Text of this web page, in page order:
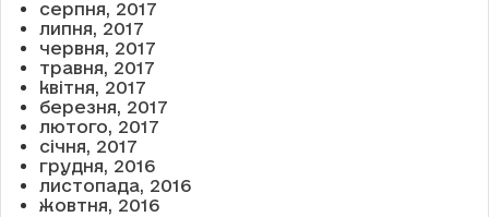
серпня, 2017
липня, 2017
червня, 2017
травня, 2017
квітня, 2017
березня, 2017
лютого, 2017
січня, 2017
грудня, 2016
листопада, 2016
жовтня, 2016